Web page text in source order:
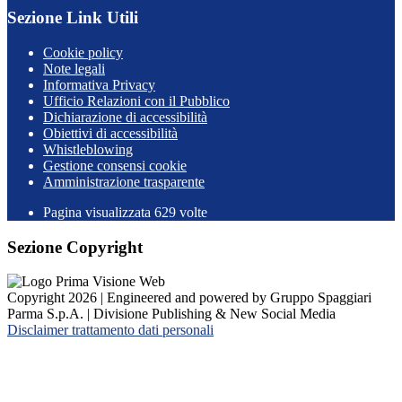
Sezione Link Utili
Cookie policy
Note legali
Informativa Privacy
Ufficio Relazioni con il Pubblico
Dichiarazione di accessibilità
Obiettivi di accessibilità
Whistleblowing
Gestione consensi cookie
Amministrazione trasparente
Pagina visualizzata 629 volte
Sezione Copyright
Copyright 2026 | Engineered and powered by Gruppo Spaggiari
Parma S.p.A. | Divisione Publishing & New Social Media
Disclaimer trattamento dati personali